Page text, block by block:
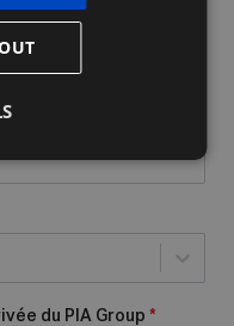
voulez-vous créer?
*
du PIA Group *